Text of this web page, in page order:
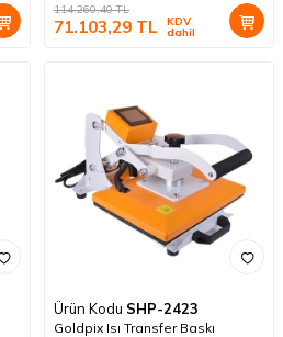
114.260,40TL
71.103,29 TL KDV
dahil
Ürün Kodu SHP-2423
Goldpix Isı Transfer Baskı